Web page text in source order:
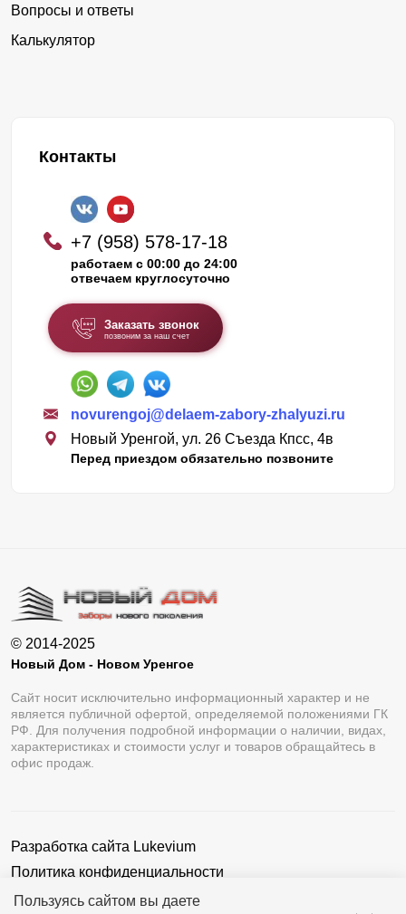
Пользуясь сайтом вы даете
Вопросы и ответы
Калькулятор
Контакты
+7 (958) 578-17-18
работаем с 00:00 до 24:00
отвечаем круглосуточно
Заказать звонок
позвоним за наш счет
novurengoj@delaem-zabory-zhalyuzi.ru
Новый Уренгой, ул. 26 Съезда Кпсс, 4в
Перед приездом обязательно позвоните
© 2014-2025
Новый Дом - Новом Уренгое
Сайт носит исключительно информационный характер и не
является публичной офертой, определяемой положениями ГК
РФ. Для получения подробной информации о наличии, видах,
характеристиках и стоимости услуг и товаров обращайтесь в
офис продаж.
Разработка сайта Lukevium
Политика конфиденциальности
Пользовательское соглашение